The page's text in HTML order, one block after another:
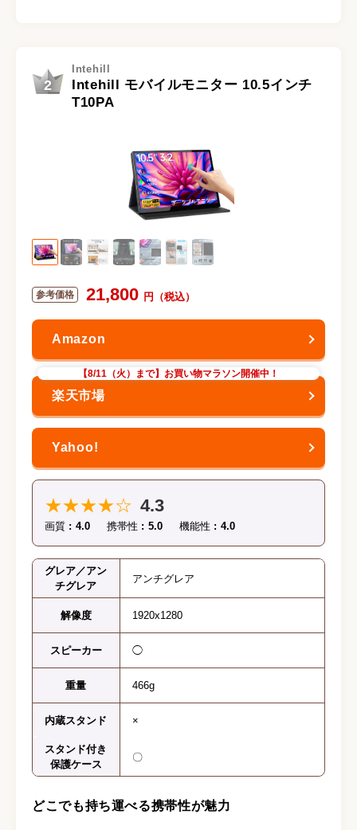
2
Intehill
Intehill モバイルモニター 10.5インチ
T10PA
21,800
【8/11（火）まで】お買い物マラソン開催中！
★★★★☆ 4.3
画質 4.0 携帯性 5.0 機能性 4.0
グレア／アン
チグレア
アンチグレア
解像度 1920x1280
スピーカー ◯
重量 466g
内蔵スタンド ×
スタンド付き
保護ケース
〇
どこでも持ち運べる携帯性が魅力